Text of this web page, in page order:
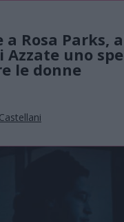
a Rosa Parks,
Azzate uno
le donne